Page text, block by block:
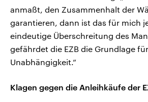
anmaßt, den Zusammenhalt der
garantieren, dann ist das für mich
eindeutige Überschreitung des
gefährdet die EZB die Grundlage
Unabhängigkeit.“
Klagen gegen die Anleihkäufe der